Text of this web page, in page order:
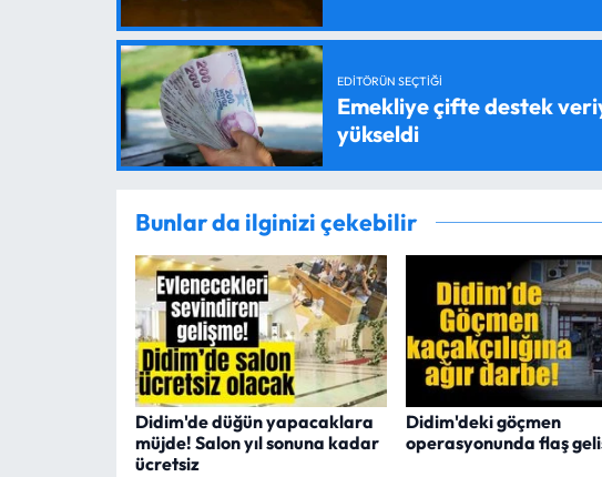
EDITÖRÜN SEÇTIĞI
Emekliye çifte destek
yükseldi
Bunlar da ilginizi çekebilir
Didim'de düğün yapacaklara
müjde! Salon yıl sonuna kadar
ücretsiz
Didim'deki göçmen
operasyonunda flaş